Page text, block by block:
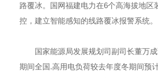
路覆冰。国网福建电力在6个高海拔地区
控，建立智能感知的线路覆冰报警系统。
国家能源局发展规划司副司长董万
期间全国.高用电负荷较去年度冬期间预